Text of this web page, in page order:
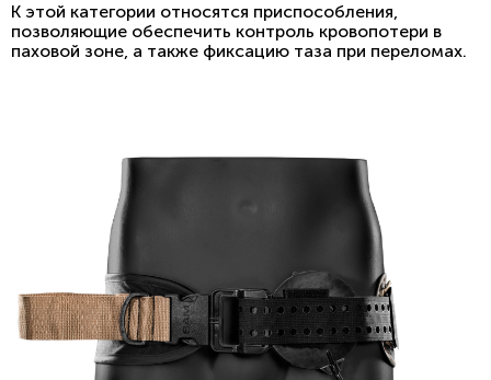
К этой категории относятся приспособления,
позволяющие обеспечить контроль кровопотери в
паховой зоне, а также фиксацию таза при переломах.